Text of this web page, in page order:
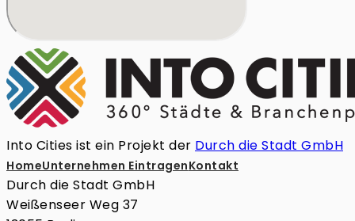
Into Cities ist ein Projekt der Durch die Stadt GmbH
HomeUnternehmen EintragenKontakt
Durch die Stadt GmbH
Weißenseer Weg 37